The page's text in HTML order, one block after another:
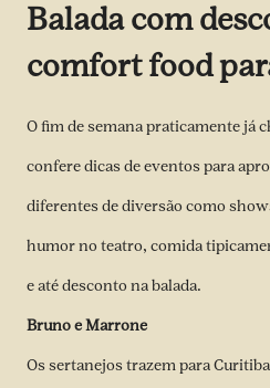
Balada com
comfort food
O fim de semana praticamente já
confere dicas de eventos para
diferentes de diversão como
humor no teatro, comida
e até desconto na balada.
Bruno e Marrone
Os sertanejos trazem para